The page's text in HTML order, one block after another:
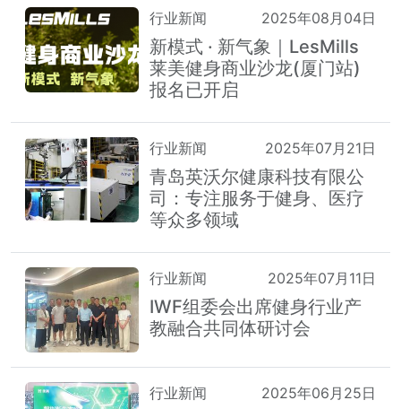
行业新闻 2025年08月04日
新模式 · 新气象｜LesMills
莱美健身商业沙龙(厦门站)
报名已开启
行业新闻 2025年07月21日
青岛英沃尔健康科技有限公
司：专注服务于健身、医疗
等众多领域
行业新闻 2025年07月11日
IWF组委会出席健身行业产
教融合共同体研讨会
行业新闻 2025年06月25日